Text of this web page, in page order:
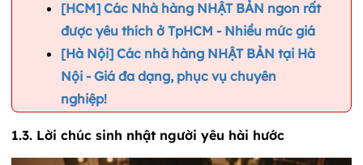
[HCM] Các Nhà hàng NHẬT BẢN ngon rất
được yêu thích ở TpHCM - Nhiều mức giá
[Hà Nội] Các nhà hàng NHẬT BẢN tại Hà
Nội - Giá đa dạng, phục vụ chuyên
nghiệp!
1.3. Lời chúc sinh nhật người yêu hài hước